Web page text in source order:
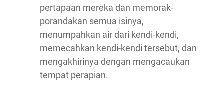
pertapaan mereka dan memorak-
porandakan semua isinya,
menumpahkan air dari kendi-kendi,
memecahkan kendi-kendi tersebut, dan
mengakhirinya dengan mengacaukan
tempat perapian.